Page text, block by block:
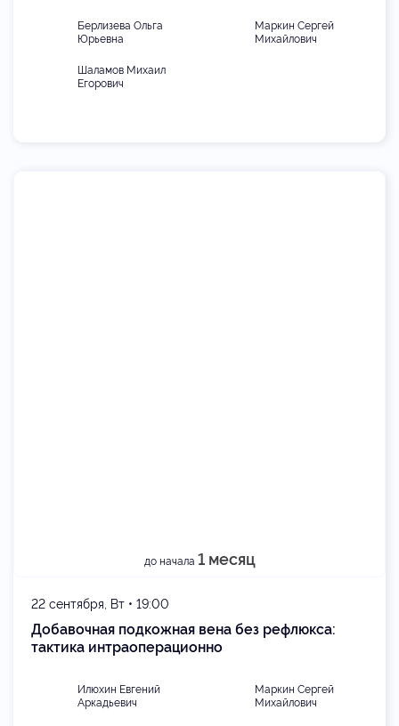
Берлизева Ольга
Юрьевна
Маркин Сергей
Михайлович
Шаламов Михаил
Егорович
до начала 1 месяц
Илюхин Евгений
Аркадьевич
Маркин Сергей
Михайлович
22 сентября, Вт • 19:00
Добавочная подкожная вена без рефлюкса:
тактика интраоперационно